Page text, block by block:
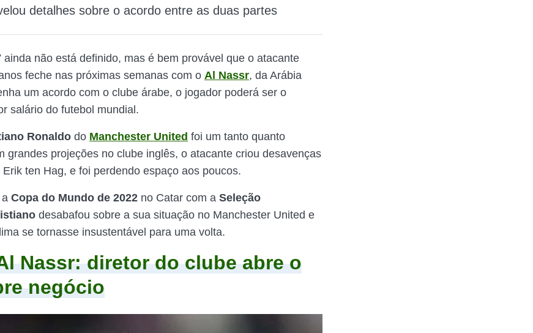
detalhes sobre o acordo entre as duas partes
ainda não está definido, mas é bem provável que o atacante
feche nas próximas semanas com o Al Nassr, da Arábia
um acordo com o clube árabe, o jogador poderá ser o
salário do futebol mundial.
Ronaldo do Manchester United foi um tanto quanto
grandes projeções no clube inglês, o atacante criou desavenças
ten Hag, e foi perdendo espaço aos poucos.
Copa do Mundo de 2022 no Catar com a Seleção
desabafou sobre a sua situação no Manchester United e
se tornasse insustentável para uma volta.
Nassr: diretor do clube abre o
negócio